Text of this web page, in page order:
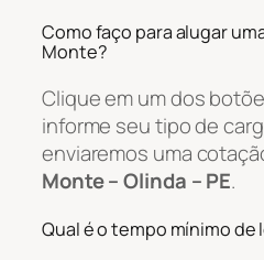
Como faço para alugar
Monte?
Clique em um dos
informe seu tipo de
enviaremos uma
Monte – Olinda – PE.
Qual é o tempo mínimo de